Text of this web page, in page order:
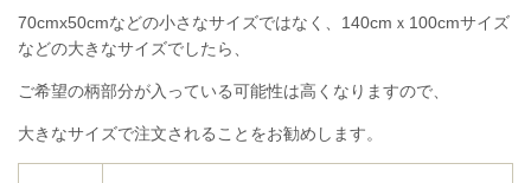
70cmx50cmなどの小さなサイズではなく、140cmｘ100cmサイズ
などの大きなサイズでしたら、
ご希望の柄部分が入っている可能性は高くなりますので、
大きなサイズで注文されることをお勧めします。